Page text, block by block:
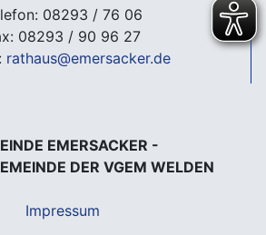
08293 / 76 06
08293 / 90 96 27
rathaus@emersacker.de
EMERSACKER -
DER VGEM WELDEN
Impressum